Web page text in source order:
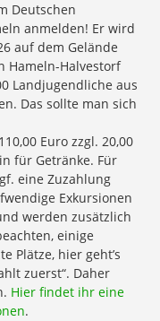
Deutschen
anmelden! Er wird
auf dem Gelände
Hameln-Halvestorf
Landjugendliche aus
Das sollte man sich
Euro zzgl. 20,00
für Getränke. Für
eine Zuzahlung
Exkursionen
werden zusätzlich
einige
Plätze, hier geht’s
zuerst“. Daher
Hier findet ihr eine
.